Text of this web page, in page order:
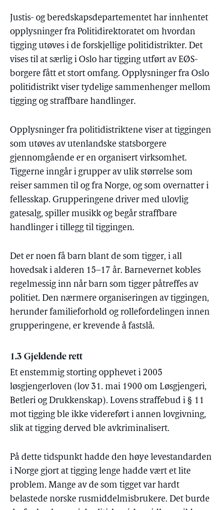
Justis- og beredskapsdepartementet har innhentet
opplysninger fra Politidirektoratet om hvordan
tigging utøves i de forskjellige politidistrikter. Det
vises til at særlig i Oslo har tigging utført av EØS-
borgere fått et stort omfang. Opplysninger fra Oslo
politidistrikt viser tydelige sammenhenger mellom
tigging og straffbare handlinger.
Opplysninger fra politidistriktene viser at tiggingen
som utøves av utenlandske statsborgere
gjennomgående er en organisert virksomhet.
Tiggerne inngår i grupper av ulik størrelse som
reiser sammen til og fra Norge, og som overnatter i
fellesskap. Grupperingene driver med ulovlig
gatesalg, spiller musikk og begår straffbare
handlinger i tillegg til tiggingen.
Det er noen få barn blant de som tigger, i all
hovedsak i alderen 15–17 år. Barnevernet kobles
regelmessig inn når barn som tigger påtreffes av
politiet. Den nærmere organiseringen av tiggingen,
herunder familieforhold og rollefordelingen innen
grupperingene, er krevende å fastslå.
1.3 Gjeldende rett
Et enstemmig storting opphevet i 2005
løsgjengerloven (lov 31. mai 1900 om Løsgjengeri,
Betleri og Drukkenskap). Lovens straffebud i § 11
mot tigging ble ikke videreført i annen lovgivning,
slik at tigging derved ble avkriminalisert.
På dette tidspunkt hadde den høye levestandarden
i Norge gjort at tigging lenge hadde vært et lite
problem. Mange av de som tigget var hardt
belastede norske rusmiddelmisbrukere. Det burde